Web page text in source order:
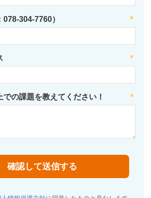
304-7760）
での課題を教えてください！